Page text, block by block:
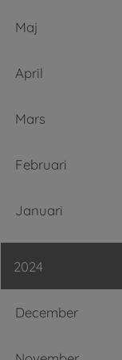
Maj
April
Mars
Februari
Januari
2024
December